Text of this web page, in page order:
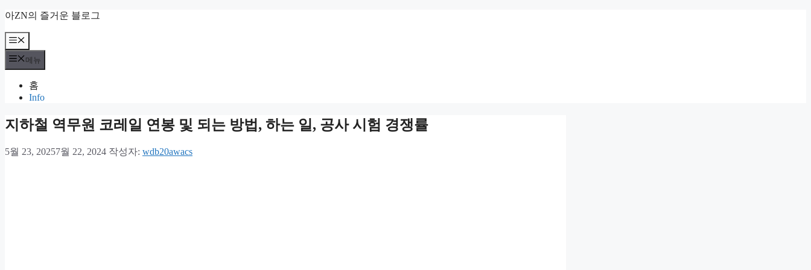
컨
츠
로
아ZN의 즐거운 블로그
메
뉴
메뉴
홈
Info
지하철 역무원 코레일 연봉 및 되는 방법, 하는 일, 공사 시험 경쟁률
5월 23, 20257월 22, 2024 작성자: wdb20awacs